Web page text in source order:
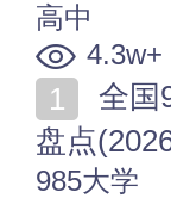
高中
4.3w+
盘点
985大学